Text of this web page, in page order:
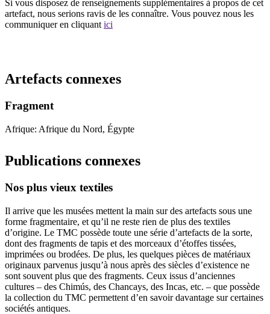
Si vous disposez de renseignements supplémentaires à propos de cet
artefact, nous serions ravis de les connaître. Vous pouvez nous les
communiquer en cliquant ici
Artefacts connexes
Fragment
Afrique: Afrique du Nord, Égypte
Publications connexes
Nos plus vieux textiles
Il arrive que les musées mettent la main sur des artefacts sous une
forme fragmentaire, et qu’il ne reste rien de plus des textiles
d’origine. Le TMC possède toute une série d’artefacts de la sorte,
dont des fragments de tapis et des morceaux d’étoffes tissées,
imprimées ou brodées. De plus, les quelques pièces de matériaux
originaux parvenus jusqu’à nous après des siècles d’existence ne
sont souvent plus que des fragments. Ceux issus d’anciennes
cultures – des Chimús, des Chancays, des Incas, etc. – que possède
la collection du TMC permettent d’en savoir davantage sur certaines
sociétés antiques.